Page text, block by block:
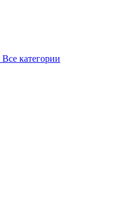
Все категории